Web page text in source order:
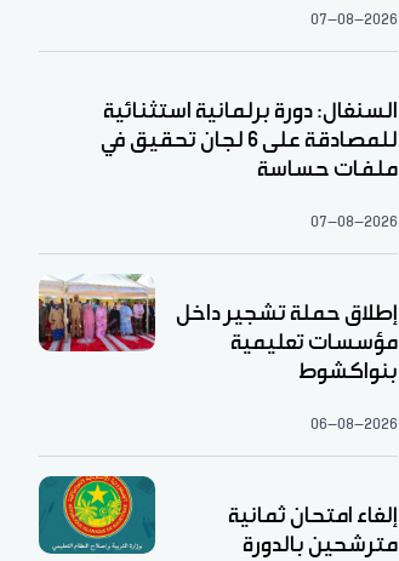
07-08-2026
السنغال: دورة برلمانية استثنائية
للمصادقة على 6 لجان تحقيق في
ملفات حساسة
07-08-2026
إطلاق حملة تشجير داخل
مؤسسات تعليمية
بنواكشوط
06-08-2026
إلغاء امتحان ثمانية
مترشحين بالدورة